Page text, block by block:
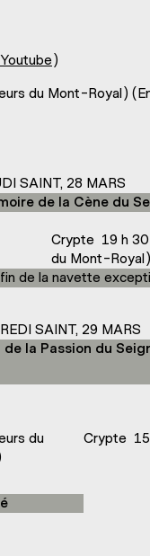
)
du Mont-Royal)
SAINT, 28 MARS
de la Cène du
Crypte 19 h
du Mont-
de la navette
SAINT, 29 MARS
de la Passion du
du
Crypte